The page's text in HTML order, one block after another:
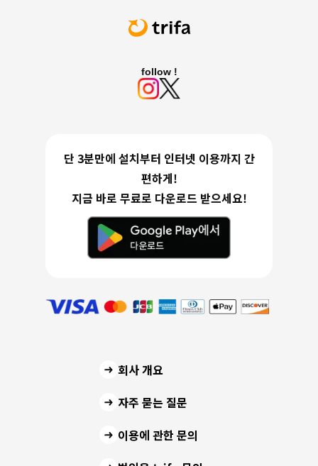
follow !
단 3분만에 설치부터 인터넷 이용까지 간
편하게!
지금 바로 무료로 다운로드 받으세요!
회사 개요
자주 묻는 질문
이용에 관한 문의